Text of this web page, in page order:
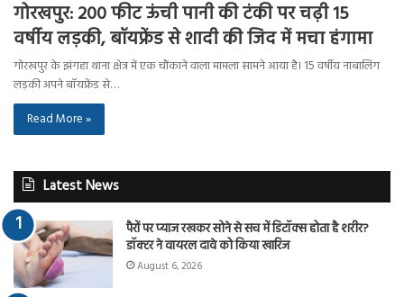
गोरखपुर: 200 फीट ऊंची पानी की टंकी पर चढ़ी 15
वर्षीय लड़की, बॉयफ्रेंड से शादी की जिद में मचा हंगामा
गोरखपुर के झंगहा थाना क्षेत्र में एक चौंकाने वाला मामला सामने आया है। 15 वर्षीय नाबालिग
लड़की अपने बॉयफ्रेंड से…
Read More »
Latest News
पैरों पर प्याज रखकर सोने से सच में डिटॉक्स होता है शरीर?
डॉक्टर ने वायरल दावे को किया खारिज
August 6, 2026